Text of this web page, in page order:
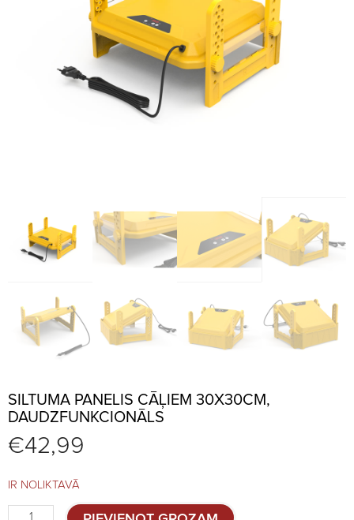
SILTUMA PANELIS CĀĻIEM 30X30CM,
DAUDZFUNKCIONĀLS
€42,99
IR NOLIKTAVĀ
Siltuma